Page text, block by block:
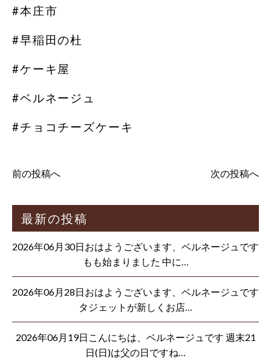
#本庄市
#早稲田の杜
#ケーキ屋
#ベルネージュ
#チョコチーズケーキ
前の投稿へ 次の投稿へ
最新の投稿
2026年06月30日おはようございます、ベルネージュです
もも始まりました 中に…
2026年06月28日おはようございます、ベルネージュです
タジェットが新しくお店…
2026年06月19日こんにちは、ベルネージュです 週末21
日(日)は父の日ですね…